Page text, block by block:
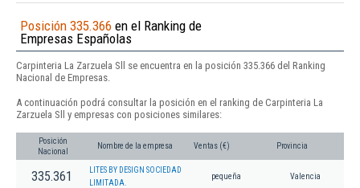
Posición 335.366 en el Ranking de
Empresas Españolas
Carpinteria La Zarzuela Sll se encuentra en la posición 335.366 del Ranking
Nacional de Empresas.
A continuación podrá consultar la posición en el ranking de Carpinteria La
Zarzuela Sll y empresas con posiciones similares:
Posición
Nacional
Nombre de la empresa Ventas (€) Provincia
335.361
LITES BY DESIGN SOCIEDAD
LIMITADA.
pequeña Valencia